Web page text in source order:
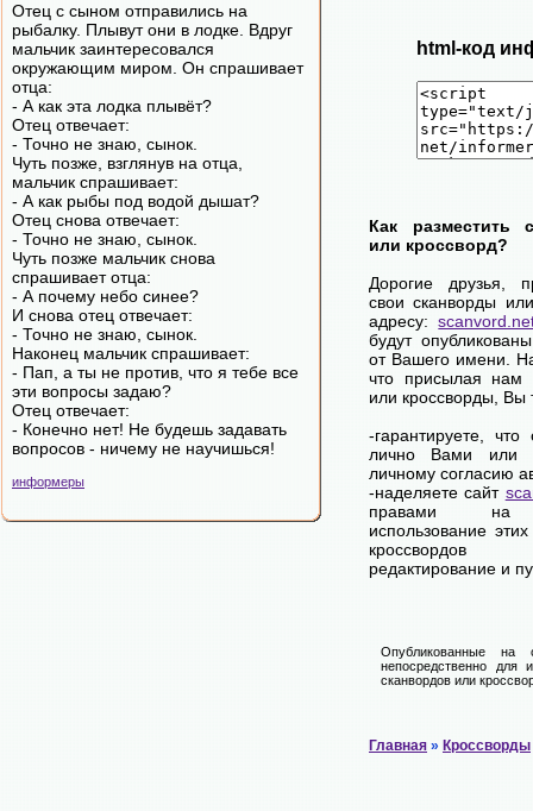
Отец с сыном отправились на
рыбалку. Плывут они в лодке. Вдруг
мальчик заинтересовался
окружающим миром. Он спрашивает
отца:
- А как эта лодка плывёт?
Отец отвечает:
- Точно не знаю, сынок.
Чуть позже, взглянув на отца,
мальчик спрашивает:
- А как рыбы под водой дышат?
Отец снова отвечает:
- Точно не знаю, сынок.
Чуть позже мальчик снова
спрашивает отца:
- А почему небо синее?
И снова отец отвечает:
- Точно не знаю, сынок.
Наконец мальчик спрашивает:
- Пап, а ты не против, что я тебе все
эти вопросы задаю?
Отец отвечает:
- Конечно нет! Не будешь задавать
вопросов - ничему не научишься!
информеры
html-код
Как разместить
или кроссворд?
Дорогие друзья,
свои сканворды
адресу:
будут
от Вашего имени.
что присылая нам
или кроссворды,
-гарантируете,
лично Вами или
личному согласию
-наделяете сайт
правами на
использование
редактирование и
Опубликованные на
непосредственно для
сканвордов или
Главная » Кроссворды